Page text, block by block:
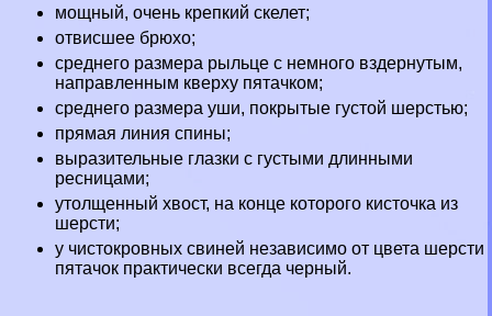
мощный, очень крепкий скелет;
отвисшее брюхо;
среднего размера рыльце с немного вздернутым,
направленным кверху пятачком;
среднего размера уши, покрытые густой шерстью;
прямая линия спины;
выразительные глазки с густыми длинными
ресницами;
утолщенный хвост, на конце которого кисточка из
шерсти;
у чистокровных свиней независимо от цвета шерсти
пятачок пpaктически всегда черный.